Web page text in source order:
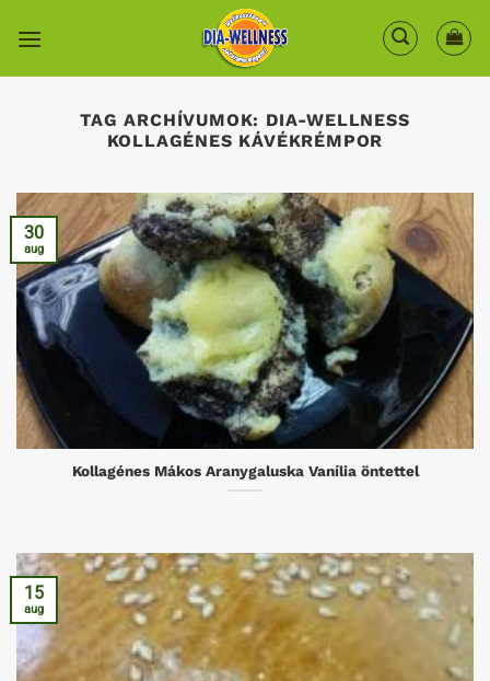
TAG ARCHÍVUMOK: DIA-WELLNESS
KOLLAGÉNES KÁVÉKRÉMPOR
Kollagénes Mákos Aranygaluska Vanília öntettel
30
aug
15
aug